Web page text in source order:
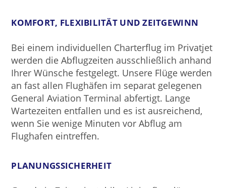
KOMFORT, FLEXIBILITÄT UND ZEITGEWINN
Bei einem individuellen Charterflug im Privatjet
werden die Abflugzeiten ausschließlich anhand
Ihrer Wünsche festgelegt. Unsere Flüge werden
an fast allen Flughäfen im separat gelegenen
General Aviation Terminal abfertigt. Lange
Wartezeiten entfallen und es ist ausreichend,
wenn Sie wenige Minuten vor Abflug am
Flughafen eintreffen.
PLANUNGSSICHERHEIT